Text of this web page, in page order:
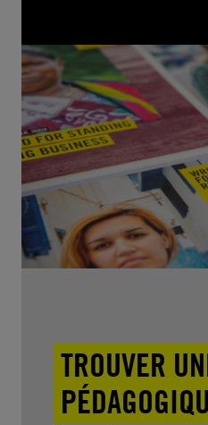
TROUVER